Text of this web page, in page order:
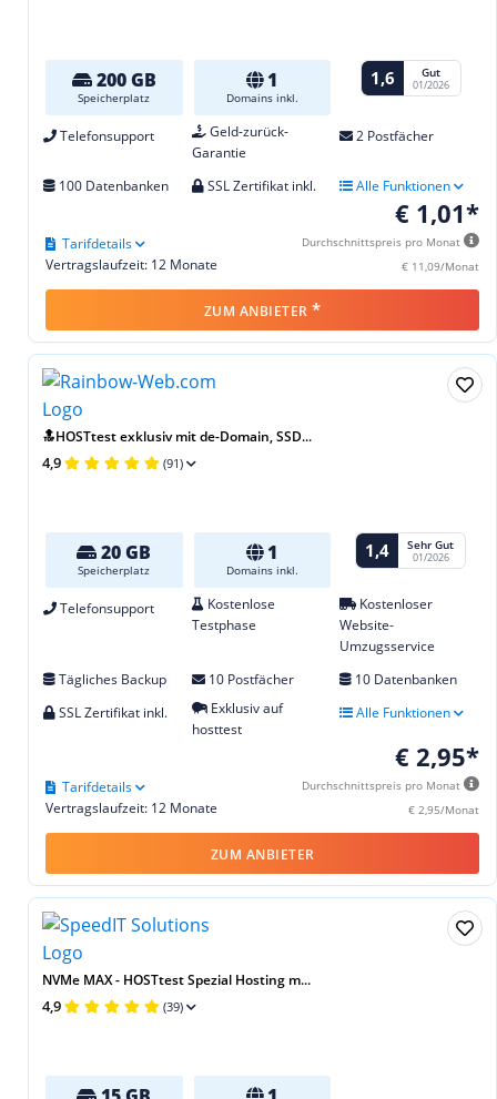
200 GB
Speicherplatz
1
Domains inkl.
1,6 Gut
01/2026
Telefonsupport
Geld-zurück-
Garantie
2 Postfächer
100 Datenbanken SSL Zertifikat inkl. Alle Funktionen
€ 1,01*
Durchschnittspreis pro Monat
€ 11,09/Monat
Vertragslaufzeit: 12 Monate
Tarifdetails
ZUM ANBIETER *
🔝HOSTtest exklusiv mit de-Domain, SSD...
4,9 (91)
20 GB
Speicherplatz
1
Domains inkl.
1,4 Sehr Gut
01/2026
Telefonsupport
Kostenlose
Testphase
Kostenloser
Website-
Umzugsservice
Tägliches Backup
10 Postfächer
10 Datenbanken
SSL Zertifikat inkl.
Exklusiv auf
hosttest
Alle Funktionen
€ 2,95*
Durchschnittspreis pro Monat
€ 2,95/Monat
Vertragslaufzeit: 12 Monate
Tarifdetails
ZUM ANBIETER
NVMe MAX - HOSTtest Spezial Hosting m...
4,9 (39)